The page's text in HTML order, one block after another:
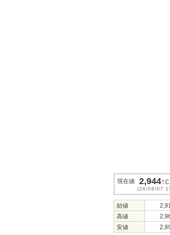
現在値 2,944↑C
(26/08/07
始値
高値
安値